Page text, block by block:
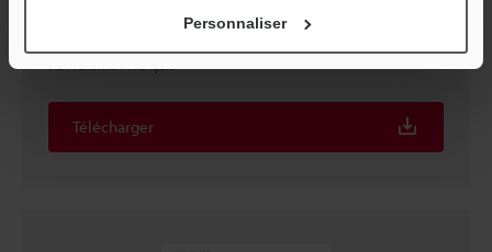
Personnaliser
Profilomètre laser 3D Guide des applications de
contrôle pour revêtements et matériaux appliqués
Télécharger